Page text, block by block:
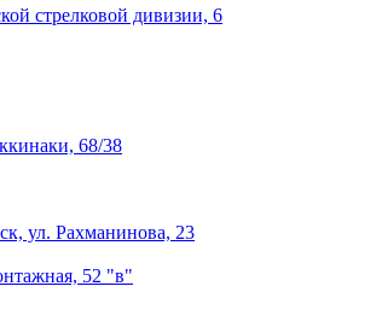
стрелковой дивизии, 6
68/38
ул. Рахманинова, 23
52 "в"